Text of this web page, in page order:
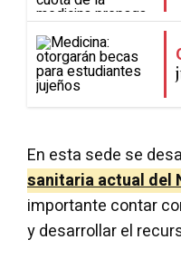
En esta sede se
sanitaria actual del
importante contar
y desarrollar el